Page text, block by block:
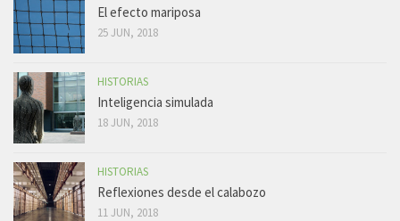
El efecto mariposa
25 JUN, 2018
HISTORIAS
Inteligencia simulada
18 JUN, 2018
HISTORIAS
Reflexiones desde el calabozo
11 JUN, 2018